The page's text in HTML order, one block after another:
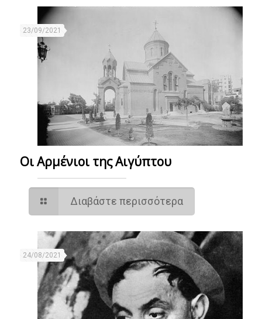
23/09/2021
Οι Αρμένιοι της Αιγύπτου
Διαβάστε περισσότερα
24/08/2021